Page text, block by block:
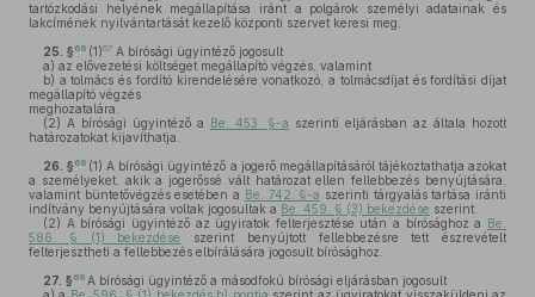
tartózkodási helyének megállapítása iránt a polgárok személyi adatainak és
lakcímének nyilvántartását kezelő központi szervet keresi meg.
25. § 66 (1)67 A bírósági ügyintéző jogosult
a) az elővezetési költséget megállapító végzés, valamint
b) a tolmács és fordító kirendelésére vonatkozó, a tolmácsdíjat és fordítási díjat
megállapító végzés
meghozatalára.
(2) A bírósági ügyintéző a Be. 453. §-a szerinti eljárásban az általa hozott
határozatokat kijavíthatja.
26. § 68 (1) A bírósági ügyintéző a jogerő megállapításáról tájékoztathatja azokat
a személyeket, akik a jogerőssé vált határozat ellen fellebbezés benyújtására,
valamint büntetővégzés esetében a Be. 742. §-a szerinti tárgyalás tartása iránti
indítvány benyújtására voltak jogosultak a Be. 459. § (3) bekezdése szerint.
(2) A bírósági ügyintéző az ügyiratok felterjesztése után a bírósághoz a Be.
586. § (1) bekezdése
szerint benyújtott fellebbezésre tett észrevételt
felterjesztheti a fellebbezés elbírálására jogosult bírósághoz.
27. § 69 A bírósági ügyintéző a másodfokú bírósági eljárásban jogosult